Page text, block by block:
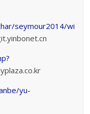
seymour2014/wi
yu-